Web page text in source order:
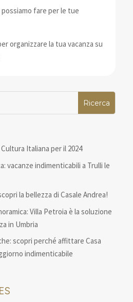
fare per le tue
organizzare la tua vacanza su
Italiana per il 2024
vacanze indimenticabili a Trulli le
la bellezza di Casale Andrea!
Villa Petroia è la soluzione
in Umbria
scopri perché affittare Casa
indimenticabile